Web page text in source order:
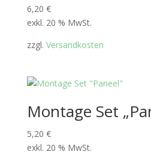
6,20 €
exkl. 20 % MwSt.
zzgl. Versandkosten
Montage Set
5,20 €
exkl. 20 % MwSt.